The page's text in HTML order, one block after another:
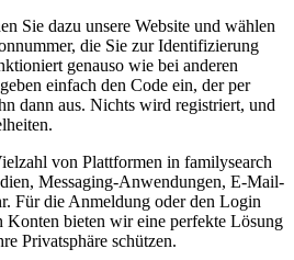
Sie dazu unsere Website und wählen
die Sie zur Identifizierung
genauso wie bei anderen
einfach den Code ein, der per
dann aus. Nichts wird registriert, und
von Plattformen in familysearch
Messaging-Anwendungen, E-Mail-
Für die Anmeldung oder den Login
Konten bieten wir eine perfekte Lösung
Privatsphäre schützen.